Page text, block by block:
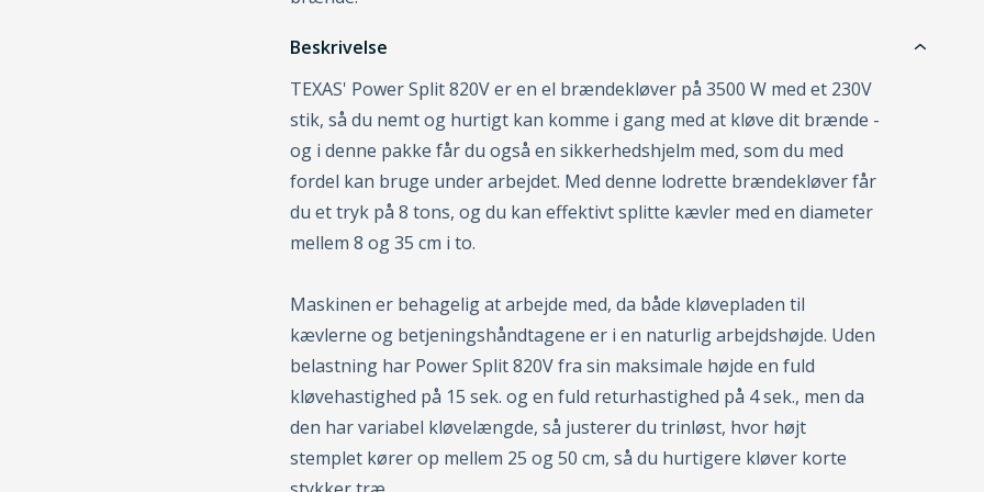
Beskrivelse
TEXAS' Power Split 820V er en el brændekløver på 3500 W med et 230V
stik, så du nemt og hurtigt kan komme i gang med at kløve dit brænde -
og i denne pakke får du også en sikkerhedshjelm med, som du med
fordel kan bruge under arbejdet. Med denne lodrette brændekløver får
du et tryk på 8 tons, og du kan effektivt splitte kævler med en diameter
mellem 8 og 35 cm i to.
Maskinen er behagelig at arbejde med, da både kløvepladen til
kævlerne og betjeningshåndtagene er i en naturlig arbejdshøjde. Uden
belastning har Power Split 820V fra sin maksimale højde en fuld
kløvehastighed på 15 sek. og en fuld returhastighed på 4 sek., men da
den har variabel kløvelængde, så justerer du trinløst, hvor højt
stemplet kører op mellem 25 og 50 cm, så du hurtigere kløver korte